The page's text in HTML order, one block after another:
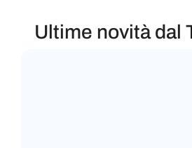
Ultime novità dal